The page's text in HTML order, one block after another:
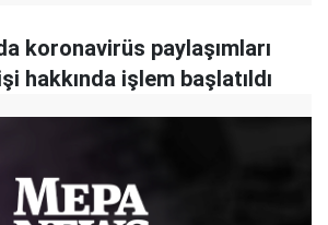
koronavirüs paylaşımları
hakkında işlem başlatıldı